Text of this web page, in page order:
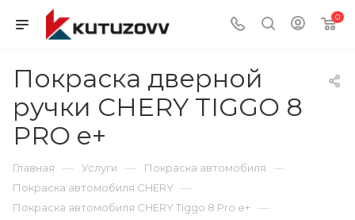
0
Покраска дверной
ручки CHERY TIGGO 8
PRO e+
Главная — Услуги — Покраска автомобиля —
Покраска автомобиля CHERY —
Покраска автомобиля CHERY Tiggo 8 Pro e+ —